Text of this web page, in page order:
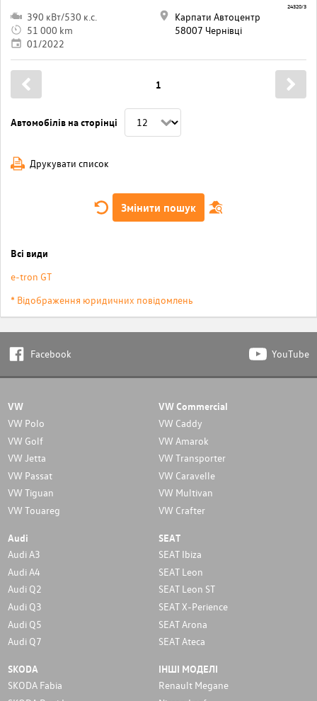
390 кВт/530 к.с.
51 000 km
01/2022
Карпати Автоцентр
58007 Чернівці
24320/3
Автомобілів на сторінці
1
Друкувати список
Змінити пошук
Всі види
e-tron GT
* Відображення юридичних повідомлень
Facebook YouTube
VW
VW Polo
VW Golf
VW Jetta
VW Passat
VW Tiguan
VW Touareg
VW Commercial
VW Caddy
VW Amarok
VW Transporter
VW Caravelle
VW Multivan
VW Crafter
Audi
Audi A3
Audi A4
Audi Q2
Audi Q3
Audi Q5
Audi Q7
SEAT
SEAT Ibiza
SEAT Leon
SEAT Leon ST
SEAT X-Perience
SEAT Arona
SEAT Ateca
SKODA
SKODA Fabia
ІНШІ МОДЕЛІ
Renault Megane